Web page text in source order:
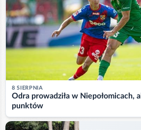
8 SIERPNIA
Odra prowadziła w Niepołomicach,
punktów